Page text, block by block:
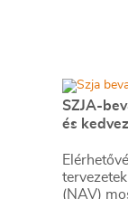
SZJA-
és
(NAV)